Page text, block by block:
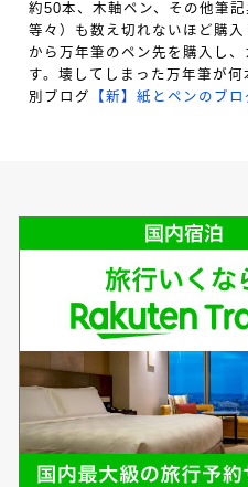
約50本、木軸ペン、その他筆
等々）も数え切れないほど購
から万年筆のペン先を購入し
す。壊してしまった万年筆が
別ブログ
【新】紙とペンのブ